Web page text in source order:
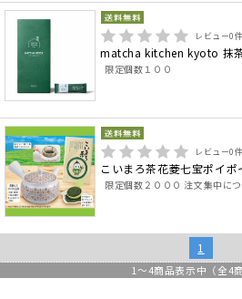
レビュー0件
matcha kitchen kyoto 抹
限定個数１００
レビュー0件
こいまろ茶花菱七宝ポイポ
限定個数２０００ 注文集中に
1
1 ～4商品表示中（全4